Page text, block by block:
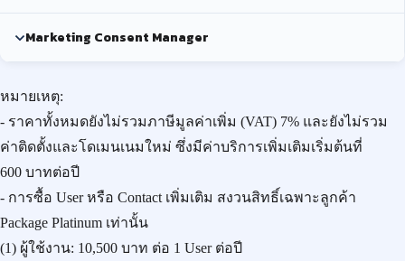
Marketing Consent Manager
หมายเหตุ:
- ราคาทั้งหมดยังไม่รวมภาษีมูลค่าเพิ่ม (VAT) 7% และยังไม่รวม
ค่าติดตั้งและโดเมนเนมใหม่ ซึ่งมีค่าบริการเพิ่มเติมเริ่มต้นที่
600 บาทต่อปี
- การซื้อ User หรือ Contact เพิ่มเติม สงวนสิทธิ์เฉพาะลูกค้า
Package Platinum เท่านั้น
(1) ผู้ใช้งาน: 10,500 บาท ต่อ 1 User ต่อปี